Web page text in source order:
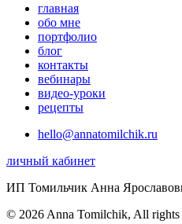
главная
обо мне
портфолио
блог
контакты
вебинары
видео-уроки
рецепты
hello@annatomilchik.ru
личный кабинет
ИП Томильчик Анна
© 2026 Anna Tomilchik, All rights